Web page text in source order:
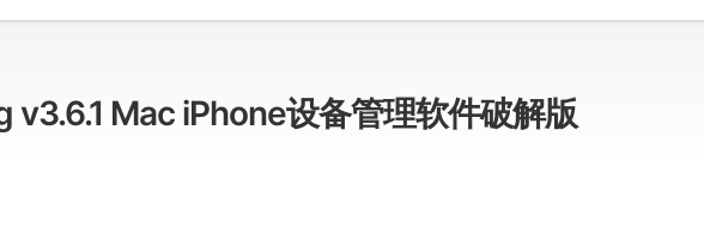
v3.6.1 Mac iPhone设备管理软件破解版